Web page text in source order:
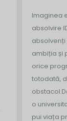
Imaginea
absolvire
ambiția și
orice
totodată,
obstacol.
o
pui viața